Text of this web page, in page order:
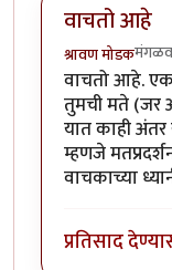
वाचतो आहे
श्रावण मोडक
वाचतो आहे.
तुमची मते (जर
यात काही
म्हणजे
वाचकाच्या
प्रतिसाद